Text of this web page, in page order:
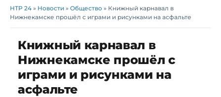
НТР 24 » Новости » Общество » Книжный карнавал в
Нижнекамске прошёл с играми и рисунками на асфальте
Книжный карнавал в
Нижнекамске прошёл с
играми и рисунками на
асфальте